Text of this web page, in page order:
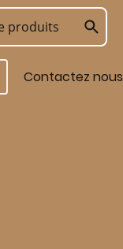
Contactez nous